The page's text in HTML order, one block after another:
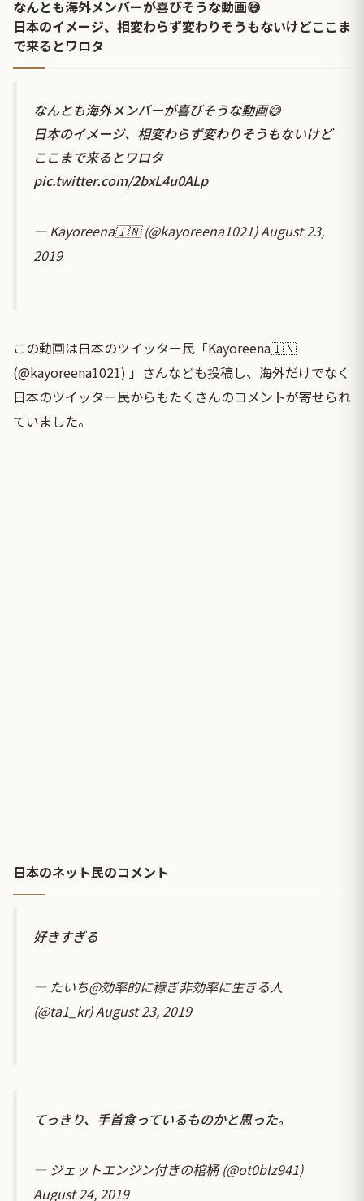
なんとも海外メンバーが喜びそうな動画😅
日本のイメージ、相変わらず変わりそうもないけどここま
で来るとワロタ
なんとも海外メンバーが喜びそうな動画😅
日本のイメージ、相変わらず変わりそうもないけど
ここまで来るとワロタ
pic.twitter.com/2bxL4u0ALp
— Kayoreena🇮🇳 (@kayoreena1021)August 23,
2019
この動画は日本のツイッター民「Kayoreena🇮🇳
(@kayoreena1021) 」さんなども投稿し、海外だけでなく
日本のツイッター民からもたくさんのコメントが寄せられ
ていました。
日本のネット民のコメント
好きすぎる
— たいち@効率的に稼ぎ非効率に生きる人
(@ta1_kr)August 23, 2019
てっきり、手首食っているものかと思った。
— ジェットエンジン付きの棺桶 (@ot0blz941)
August 24, 2019